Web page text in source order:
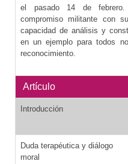
el pasado 14 de febrero.
compromiso militante con
capacidad de análisis y
en un ejemplo para todos
reconocimiento.
Artículo
Introducción
Duda terapéutica y diálogo
moral